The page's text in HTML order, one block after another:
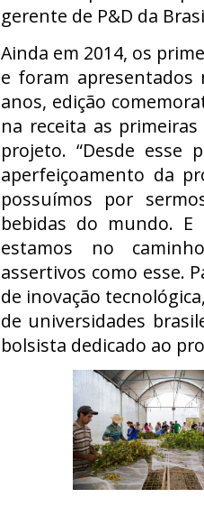
gerente de P&D da
Ainda em 2014, os
e foram apresentados
anos, edição
na receita as
projeto. “Desde esse
aperfeiçoamento da
possuímos por
bebidas do mundo.
estamos no
assertivos como esse.
de inovação
de universidades
bolsista dedicado ao